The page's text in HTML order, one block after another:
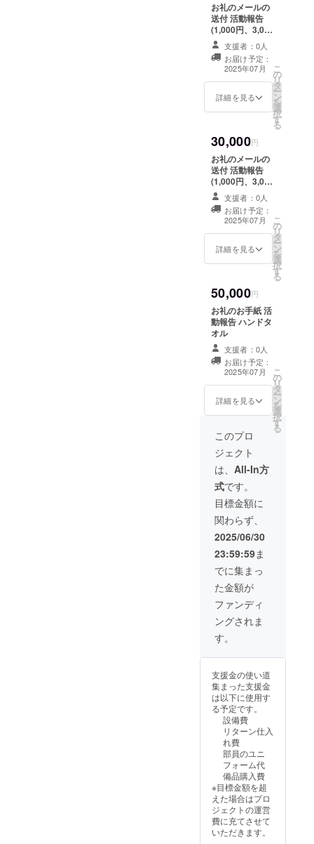
お礼のメールの
送付 活動報告
(1,000円、3,000
円、5,000円のお
礼+活動報告とな
ります。 10,000
円、30,000円の
リターン内容と
同じになります)
支援者：0人
お届け予定：
2025年07月
詳細を見る
こ
の
リ
タ
ー
ン
を
選
択
す
る
30,000円
お礼のメールの
送付 活動報告
(1,000円、3,000
円、5,000円のお
礼+活動報告とな
ります。 10,000
円、20,000円の
リターン内容と
同じになります)
支援者：0人
お届け予定：
2025年07月
詳細を見る
こ
の
リ
タ
ー
ン
を
選
択
す
る
50,000円
お礼のお手紙 活
動報告 ハンドタ
オル
支援者：0人
お届け予定：
2025年07月
詳細を見る
こ
の
リ
タ
ー
ン
を
選
択
す
る
このプロ
ジェクト
は、 All-In方
式です。
目標金額に
関わらず、
2025/06/30
23:59:59ま
でに集まっ
た金額が
ファンディ
ングされま
す。
支援金の使い道
集まった支援金
は以下に使用す
る予定です。
設備費
リターン仕入
れ費
部員のユニ
フォーム代
備品購入費
※目標金額を超
えた場合はプロ
ジェクトの運営
費に充てさせて
いただきます。